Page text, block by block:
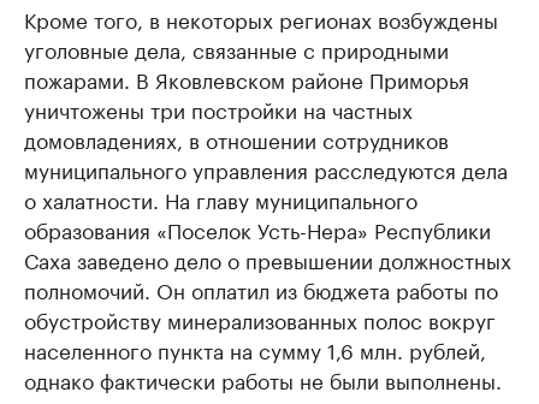
Кроме того, в некоторых регионах возбуждены
уголовные дела, связанные с природными
пожарами. В Яковлевском районе Приморья
уничтожены три постройки на частных
домовладениях, в отношении сотрудников
муниципального управления расследуются дела
о халатности. На главу муниципального
образования «Поселок Усть-Нера» Республики
Саха заведено дело о превышении должностных
полномочий. Он оплатил из бюджета работы по
обустройству минерализованных полос вокруг
населенного пункта на сумму 1,6 млн. рублей,
однако фактически работы не были выполнены.